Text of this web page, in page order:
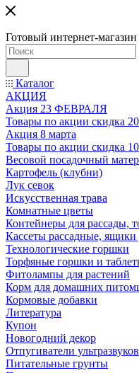
Готовый интернет-
Каталог
АКЦИЯ
Акция 23 ФЕВРАЛЯ
Товары по акции скидка
Акция 8 марта
Товары по акции скидка
Весовой посадочный
Картофель (клубни)
Лук севок
Искусственная трава
Комнатные цветы
Контейнеры для рассады,
Кассеты рассадные, ящики
Технологические горшки
Торфяные горшки и
Фитолампы для растений
Корм для домашних
Кормовые добавки
Литература
Купон
Новогодний декор
Отпугиватели
Питательные грунты